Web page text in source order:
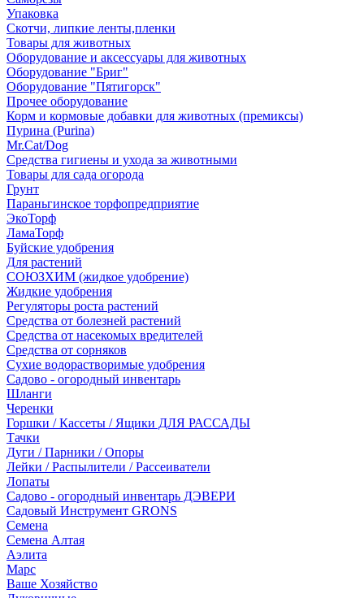
Упаковка
Скотчи, липкие ленты,пленки
Товары для животных
Оборудование и аксессуары для животных
Оборудование "Бриг"
Оборудование "Пятигорск"
Прочее оборудование
Корм и кормовые добавки для животных (премиксы)
Пурина (Purina)
Mr.Cat/Dog
Средства гигиены и ухода за животными
Товары для сада огорода
Грунт
Параньгинское торфопредприятие
ЭкоТорф
ЛамаТорф
Буйские удобрения
Для растений
СОЮЗХИМ (жидкое удобрение)
Жидкие удобрения
Регуляторы роста растений
Средства от болезней растений
Средства от насекомых вредителей
Средства от сорняков
Сухие водорастворимые удобрения
Садово - огородный инвентарь
Шланги
Черенки
Горшки / Кассеты / Ящики ДЛЯ РАССАДЫ
Тачки
Дуги / Парники / Опоры
Лейки / Распылители / Рассеиватели
Лопаты
Садово - огородный инвентарь ДЭВЕРИ
Садовый Инструмент GRONS
Семена
Семена Алтая
Аэлита
Марс
Ваше Хозяйство